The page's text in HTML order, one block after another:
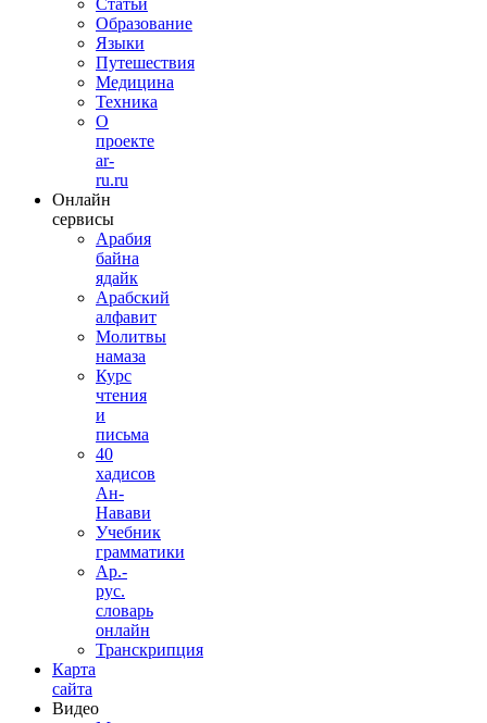
Образование
Языки
Путешествия
Медицина
Техника
О
проекте
ar-
ru.ru
Онлайн
сервисы
Арабия
байна
ядайк
Арабский
алфавит
Молитвы
намаза
Курс
чтения
и
письма
40
хадисов
Ан-
Навави
Учебник
грамматики
Ар.-
рус.
словарь
онлайн
Транскрипция
Карта
сайта
Видео